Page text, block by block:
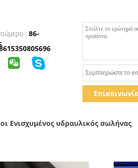
: 86-
Ενισχυμένος υδραυλικός σωλήνας